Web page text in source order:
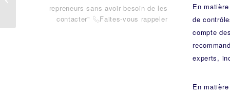
En
de
compte
experts,
En
repreneurs sans avoir besoin de les
contacter" 拉 Faites-vous rappeler
transmission des...